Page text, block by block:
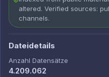
altered. Verified sources:
channels.
Dateidetails
Anzahl Datensätze
4.209.062